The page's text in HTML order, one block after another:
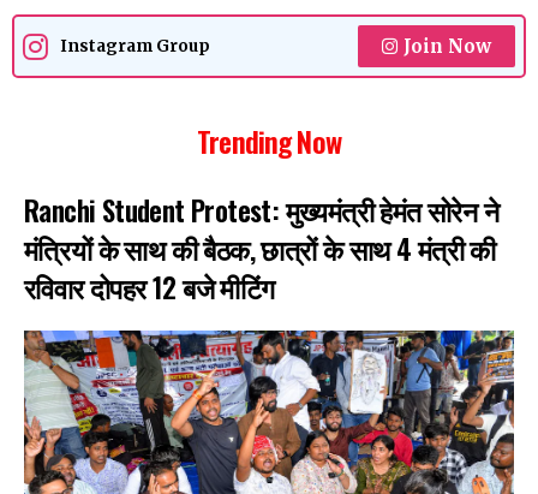
Instagram Group Join Now
Trending Now
Ranchi Student Protest: मुख्यमंत्री हेमंत सोरेन ने
मंत्रियों के साथ की बैठक, छात्रों के साथ 4 मंत्री की
रविवार दोपहर 12 बजे मीटिंग